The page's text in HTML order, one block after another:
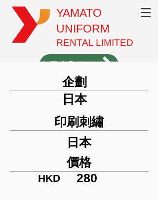
YAMATO
UNIFORM
RENTAL LIMITED
立即索取報價（1分鐘填表）
3620-3701
企劃
日本
印刷刺繡
日本
價格
HKD 280